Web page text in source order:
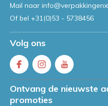
Mail naar
Of bel +31(0)53 - 5738456
Volg ons
Ontvang de nieuwste
promoties